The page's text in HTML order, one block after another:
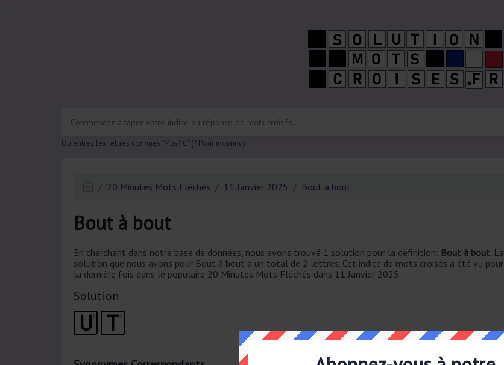
.
Ou entrez les lettres connues "Mus? C" (? Pour inconnu)
20 Minutes Mots Fléchés 11 Janvier 2025 Bout à bout
Bout à bout
En cherchant dans notre base de données, nous avons trouvé 1 solution pour la definition: Bout à bout. La
solution que nous avons pour Bout à bout a un total de 2 lettres. Cet indice de mots croisés a été vu pour
la dernière fois dans le populaire 20 Minutes Mots Fléchés dans 11 Janvier 2025.
Solution
1
U 2
T